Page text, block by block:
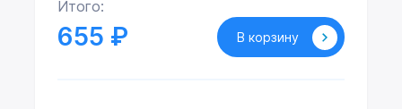
Итого:
655 ₽ В корзину